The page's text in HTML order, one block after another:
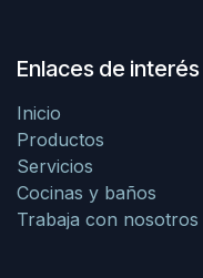
Enlaces de interés
Inicio
Productos
Servicios
Cocinas y baños
Trabaja con nosotros